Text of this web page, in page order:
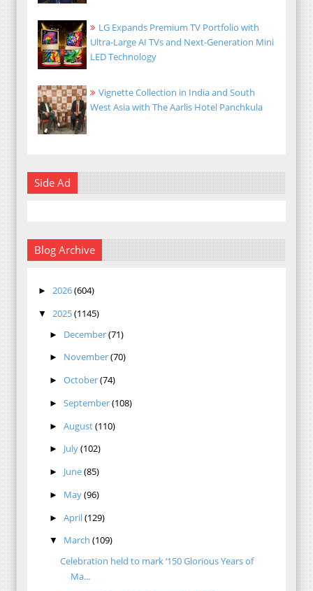
LG Expands Premium TV Portfolio with
Ultra-Large AI TVs and Next-Generation Mini
LED Technology
Vignette Collection in India and South
West Asia with The Aarlis Hotel Panchkula
Side Ad
Blog Archive
► 2026(604)
▼ 2025(1145)
► December(71)
► November(70)
► October(74)
► September(108)
► August(110)
► July(102)
► June(85)
► May(96)
► April(129)
▼ March (109)
Celebration held to mark ‘150 Glorious Years of
Ma...